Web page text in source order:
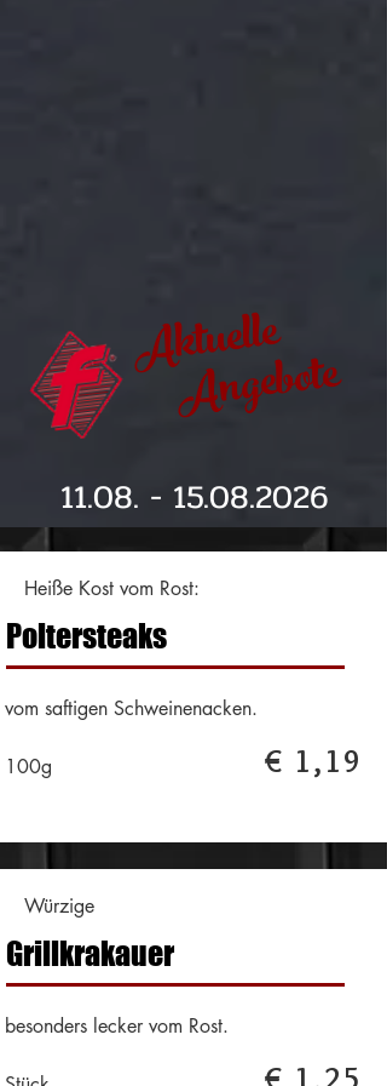
Aktuelle
Angebote
11.08. - 15.08.2026
Heiße Kost vom Rost:
Poltersteaks
vom saftigen Schweinenacken.
100g € 1,19
Würzige
Grillkrakauer
besonders lecker vom Rost.